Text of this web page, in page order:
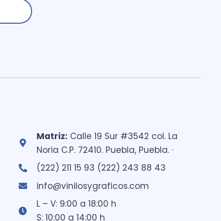
Matriz: Calle 19 Sur #3542 col. La
Noria C.P. 72410. Puebla, Puebla. ·
(222) 211 15 93 (222) 243 88 43
info@vinilosygraficos.com
L – V: 9:00 a 18:00 h
S: 10:00 a 14:00 h